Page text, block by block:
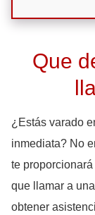
Que
¿Estás varado
inmediata? No
te
que llamar a
obtener